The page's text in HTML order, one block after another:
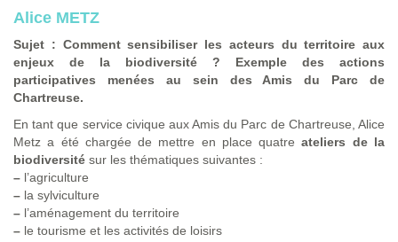
Alice METZ
Sujet : Comment sensibiliser les acteurs du territoire aux
enjeux de la biodiversité ? Exemple des actions
participatives menées au sein des Amis du Parc de
Chartreuse.
En tant que service civique aux Amis du Parc de Chartreuse, Alice
Metz a été chargée de mettre en place quatreateliers de la
biodiversité sur les thématiques suivantes :
– l’agriculture
– la sylviculture
– l’aménagement du territoire
– le tourisme et les activités de loisirs